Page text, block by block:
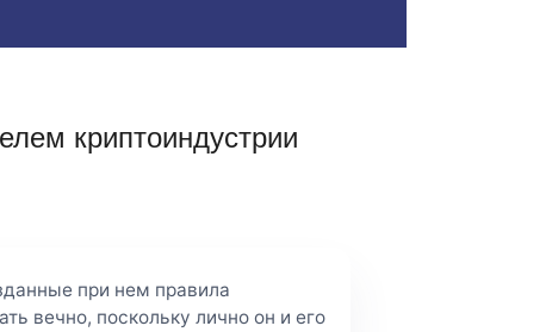
криптоиндустрии
при нем правила
вечно, поскольку лично он и его